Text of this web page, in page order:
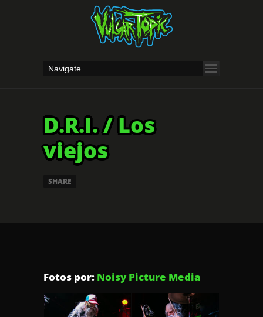
D.R.I. / Los
viejos
SHARE
Fotos por: Noisy Picture Media